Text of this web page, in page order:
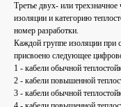
Третье двух- или
изоляции и категорию
номер разработки.
Каждой группе изоляции при
присвоено следующее
1 - кабели обычной
2 - кабели повышенной
3 - кабели обычной